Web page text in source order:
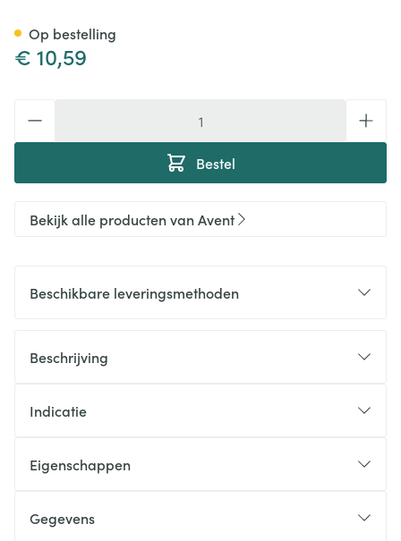
€ 10,59
Bestel
Op bestelling
Bekijk alle producten van Avent
Beschikbare leveringsmethoden
Beschrijving
Indicatie
Eigenschappen
Gegevens